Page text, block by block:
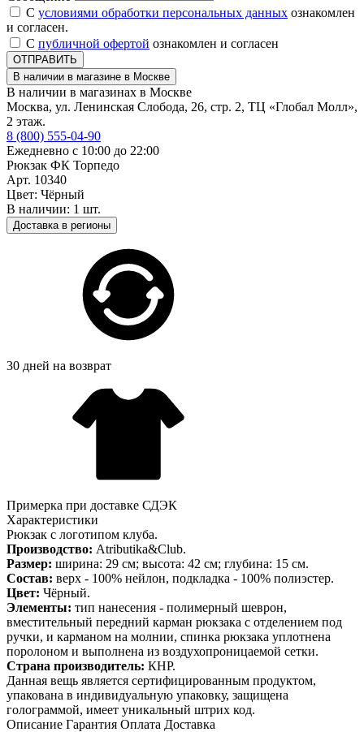
С условиями обработки персональных данных ознакомлен
и согласен.
С публичной офертой ознакомлен и согласен
ОТПРАВИТЬ
В наличии в магазине в Москве
В наличии в магазинах в Москве
Москва, ул. Ленинская Слобода, 26, стр. 2, ТЦ «Глобал Молл»,
2 этаж.
8 (800) 555-04-90
Ежедневно с 10:00 до 22:00
Рюкзак ФК Торпедо
Арт. 10340
Цвет: Чёрный
В наличии: 1 шт.
Доставка в регионы
30 дней на возврат
Примерка при доставке СДЭК
Характеристики
Рюкзак с логотипом клуба.
Производство: Atributika&Club.
Размер: ширина: 29 см; высота: 42 см; глубина: 15 см.
Состав: верх - 100% нейлон, подкладка - 100% полиэстер.
Цвет: Чёрный.
Элементы: тип нанесения - полимерный шеврон,
вместительный передний карман рюкзака с отделением под
ручки, и карманом на молнии, спинка рюкзака уплотнена
поролоном и выполнена из воздухопроницаемой сетки.
Страна производитель: КНР.
Данная вещь является сертифицированным продуктом,
упакована в индивидуальную упаковку, защищена
голограммой, имеет уникальный штрих код.
Описание Гарантия Оплата Доставка